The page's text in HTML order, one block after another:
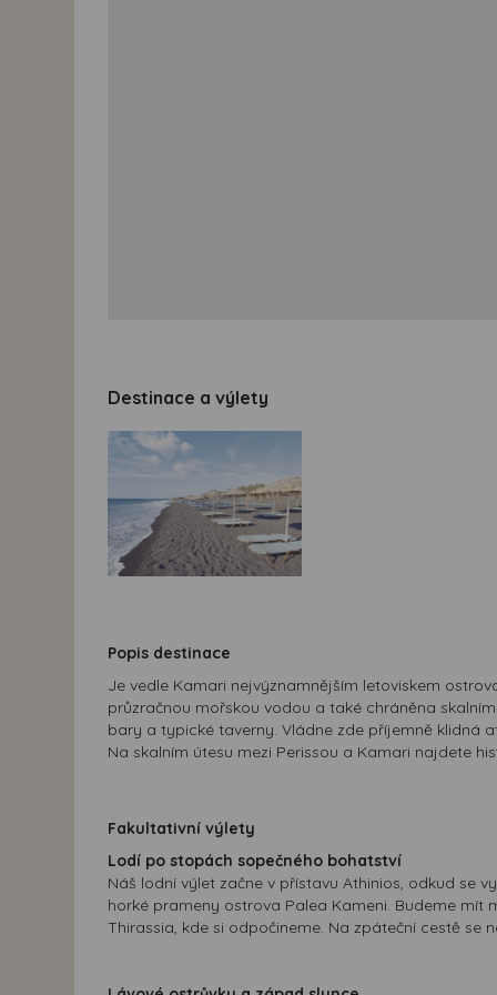
Destinace a výlety
Popis destinace
Je vedle Kamari nejvýznamnějším letoviskem
průzračnou mořskou vodou a také chráněna
bary a typické taverny. Vládne zde příjemně klidná
Na skalním útesu mezi Perissou a Kamari najdete
Fakultativní výlety
Lodí po stopách sopečného bohatství
Náš lodní výlet začne v přístavu Athinios, odkud se
horké prameny ostrova Palea Kameni. Budeme mít
Thirassia, kde si odpočineme. Na zpáteční cestě se